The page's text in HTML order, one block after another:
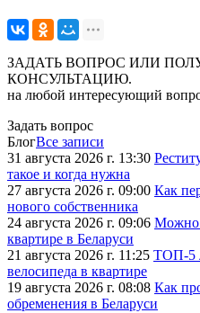
ЗАДАТЬ ВОПРОС
КОНСУЛЬТАЦИЮ. Наши
на любой интересующий
Задать вопрос
БлогВсе записи
31 августа 2026 г. 13:30
такое и когда нужна
27 августа 2026 г. 09:00 Как
нового собственника
24 августа 2026 г. 09:06 Можно
квартире в Беларуси
21 августа 2026 г. 11:25 ТОП-5
велосипеда в квартире
19 августа 2026 г. 08:08 Как
обременения в Беларуси